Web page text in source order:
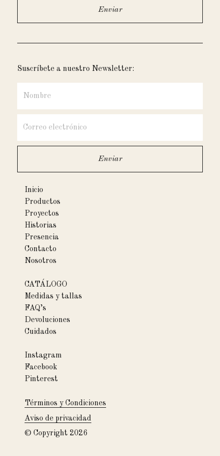
Suscríbete a nuestro Newsletter:
Inicio
Productos
Proyectos
Historias
Presencia
Contacto
Nosotros
CATÁLOGO
Medidas y tallas
FAQ’s
Devoluciones
Cuidados
Instagram
Facebook
Pinterest
Términos y Condiciones
Aviso de privacidad
© Copyright 2026